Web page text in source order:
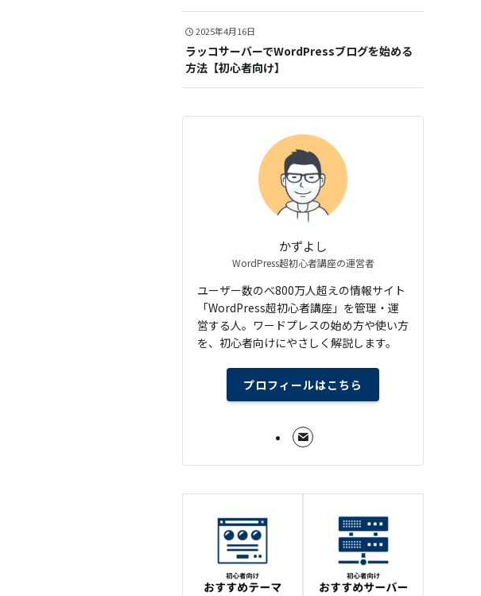
2025年4月16日
ラッコサーバーでWordPressブログを始める
方法【初心者向け】
かずよし
WordPress超初心者講座の運営者
ユーザー数のべ800万人超えの情報サイト
「WordPress超初心者講座」を管理・運
営する人。ワードプレスの始め方や使い方
を、初心者向けにやさしく解説します。
プロフィールはこちら